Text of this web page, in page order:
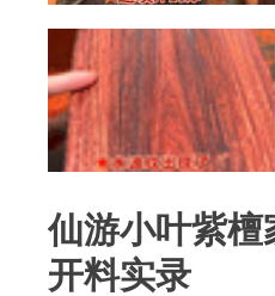
仙游小叶紫檀
开料实录